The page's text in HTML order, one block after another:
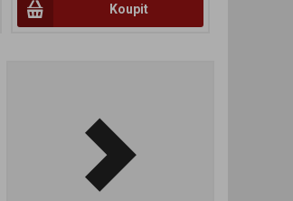
Koupit